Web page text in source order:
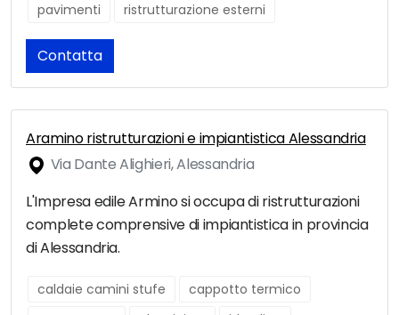
pavimenti ristrutturazione esterni
Contatta
Aramino ristrutturazioni e impiantistica Alessandria
Via Dante Alighieri, Alessandria
L'Impresa edile Armino si occupa di ristrutturazioni
complete comprensive di impiantistica in provincia
di Alessandria.
caldaie camini stufe
cappotto termico